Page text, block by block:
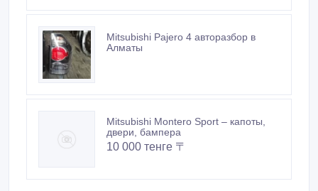
Mitsubishi Pajero 4 авторазбор в
Алматы
Mitsubishi Montero Sport – капоты,
двери, бампера
10 000 тенге 〒